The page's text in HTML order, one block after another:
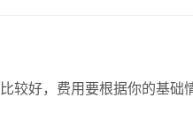
较好，费用要根据你的基础